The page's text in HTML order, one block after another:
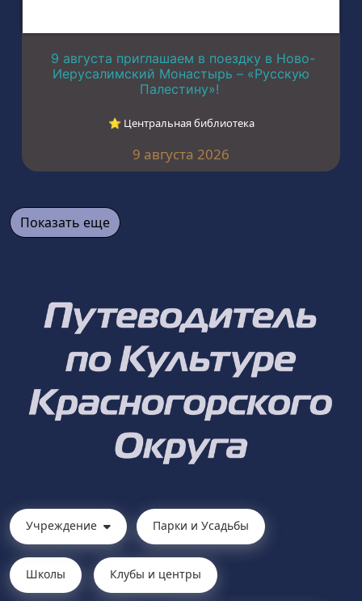
9 августа приглашаем в поездку в Ново-
Иерусалимский Монастырь – «Русскую
Палестину»!
⭐︎ Центральная библиотека
9 августа 2026
Показать еще
Учреждение Парки и Усадьбы
Школы Клубы и центры